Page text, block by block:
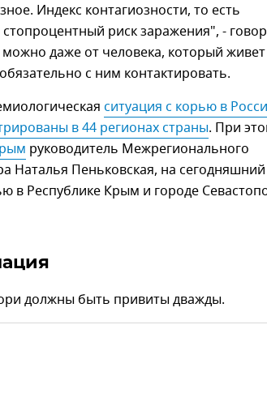
Индекс контагиозности, то есть
стопроцентный риск заражения", -
даже от человека, который
с ним контактировать.
ситуация с корью в
в 44 регионах страны. При
руководитель Межрегионального
Наталья Пеньковская, на сегодняшний
в Республике Крым и городе
должны быть привиты дважды.